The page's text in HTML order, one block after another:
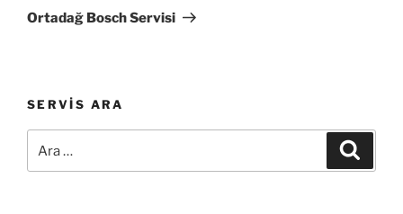
Yazı
Ortadağ Bosch Servisi
SERVIS ARA